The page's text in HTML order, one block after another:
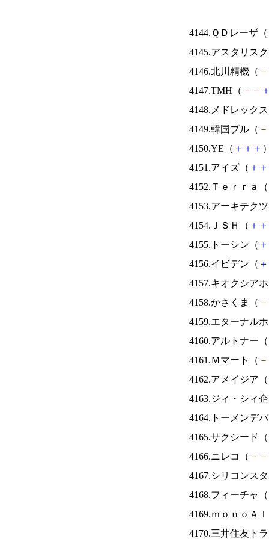
4144.ＱＤレーザ（
4145.アスタリス
4146.北川精機（ －
4147.TMH（ － －
4148.メドレック
4149.韓国ブル（ －
4150.YE（ ＋ ＋ ＋
4151.アイズ（ ＋ ＋
4152.Ｔｅｒｒａ（
4153.アーキテク
4154.ＪＳＨ（ ＋ ＋
4155.トーシン（ ＋
4156.イビデン（ ＋
4157.キオクシア
4158.かさくま（ －
4159.エターナル
4160.アルトナー（
4161.Ｍマート（ －
4162.アメイジア（
4163.ジィ・シィ
4164.トーメンデ
4165.サクシード（
4166.ニレコ（ － －
4167.シリコンス
4168.フィーチャ（
4169.ｍｏｎｏＡ
4170.三井住友ト